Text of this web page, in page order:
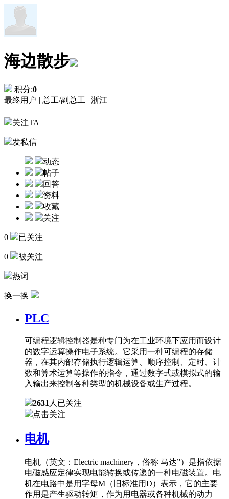
海边散步
积分:0
最终用户 | 总工/副总工 | 浙江
关注TA
发私信
动态
帖子
回答
资料
收藏
关注
0 已关注
0 被关注
热词
换一换
PLC
可编程逻辑控制器是种专门为在工业环境下应用而设计
的数字运算操作电子系统。它采用一种可编程的存储
器，在其内部存储执行逻辑运算、顺序控制、定时、计
数和算术运算等操作的指令，通过数字式或模拟式的输
入输出来控制各种类型的机械设备或生产过程。
2631 人已关注
点击关注
电机
电机（英文：Electric machinery，俗称 马达”）是指依据
电磁感应定律实现电能转换或传递的一种电磁装置。电
机在电路中是用字母M（旧标准用D）表示，它的主要
作用是产生驱动转矩，作为用电器或各种机械的动力